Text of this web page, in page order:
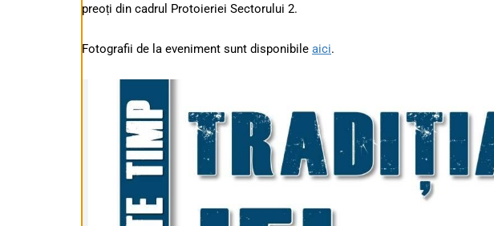
preoți din cadrul Protoieriei Sectorului 2.
Fotografii de la eveniment sunt disponibile aici.